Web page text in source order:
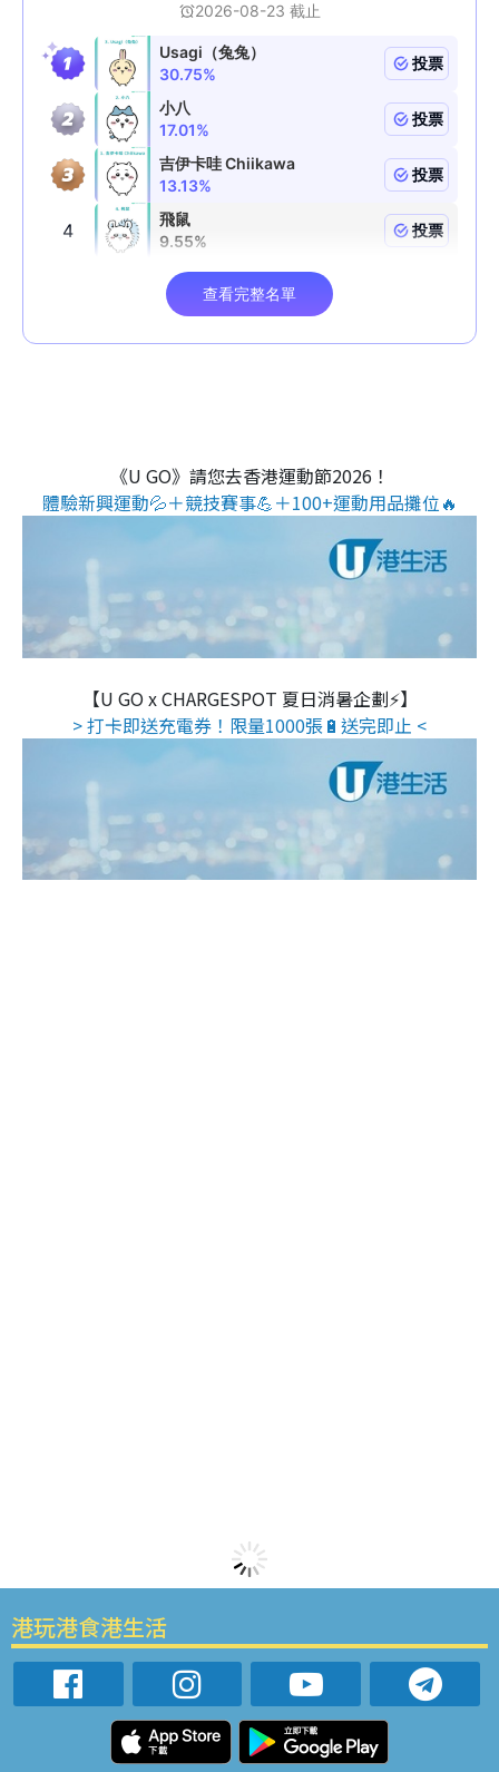
《U GO》請您去香港運動節2026！
體驗新興運動💦＋競技賽事💪＋100+運動用品攤位🔥
【U GO x CHARGESPOT 夏日消暑企劃⚡】
> 打卡即送充電券！限量1000張🔋送完即止 <
港玩港食港生活